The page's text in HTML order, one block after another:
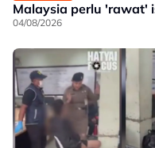
Malaysia perlu 'rawat'
04/08/2026